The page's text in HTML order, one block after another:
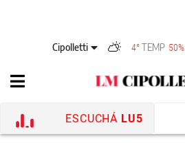
Cipolletti 4° TEMP 50%
ESCUCHÁ LU5